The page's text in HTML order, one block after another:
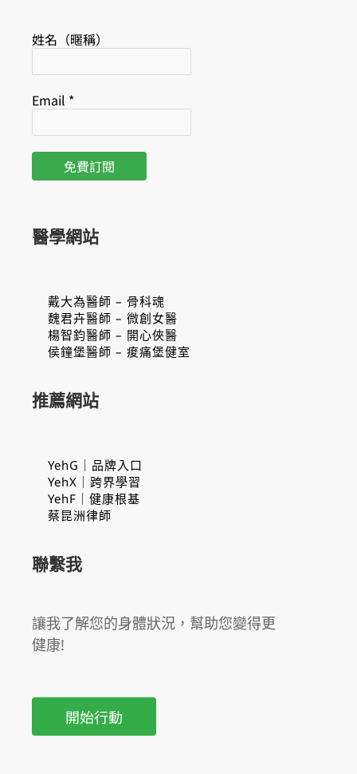
姓名（暱稱）
Email *
醫學網站
戴大為醫師 – 骨科魂
魏君卉醫師 – 微創女醫
楊智鈞醫師 – 開心俠醫
侯鐘堡醫師 – 痠痛堡健室
推薦網站
YehG｜品牌入口
YehX｜跨界學習
YehF｜健康根基
蔡昆洲律師
聯繫我
讓我了解您的身體狀況，幫助您變得更
健康!
開始行動